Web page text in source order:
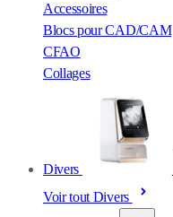
Accessoires
Blocs pour CAD/CAM
CFAO
Collages
Divers
Voir tout Divers